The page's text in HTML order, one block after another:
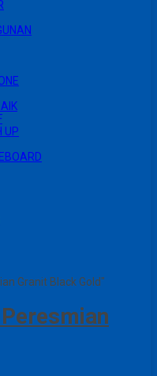
UP
Granit Black Gold"